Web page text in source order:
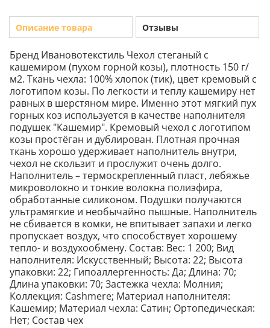
Описание товара Отзывы
Бренд Ивановотекстиль Чехол стеганый с
кашемиром (пухом горной козы), плотность 150 г/
м2. Ткань чехла: 100% хлопок (тик), цвет кремовый с
логотипом козы. По легкости и теплу кашемиру нет
равных в шерстяном мире. Именно этот мягкий пух
горных коз используется в качестве наполнителя
подушек "Кашемир". Кремовый чехол с логотипом
козы простёган и дублирован. Плотная прочная
ткань хорошо удерживает наполнитель внутри,
чехол не скользит и прослужит очень долго.
Наполнитель – термоскрепленный пласт, лебяжье
микроволокно и тонкие волокна полиэфира,
обработанные силиконом. Подушки получаются
ультрамягкие и необычайно пышные. Наполнитель
не сбивается в комки, не впитывает запахи и легко
пропускает воздух, что способствует хорошему
тепло- и воздухообмену. Состав: Вес: 1 200; Вид
наполнителя: Искусственный; Высота: 22; Высота
упаковки: 22; Гипоаллергенность: Да; Длина: 70;
Длина упаковки: 70; Застежка чехла: Молния;
Коллекция: Cashmere; Материал наполнителя:
Кашемир; Материал чехла: Сатин; Ортопедическая:
Нет; Состав чех